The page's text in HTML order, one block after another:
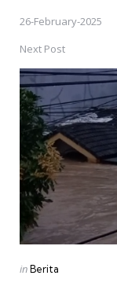
26-February-2025
Next Post
Posted
inBerita